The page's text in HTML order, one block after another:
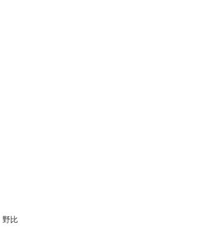
野比